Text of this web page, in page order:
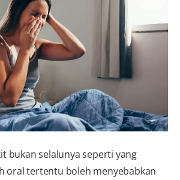
bukan selalunya seperti yang
oral tertentu boleh menyebabkan